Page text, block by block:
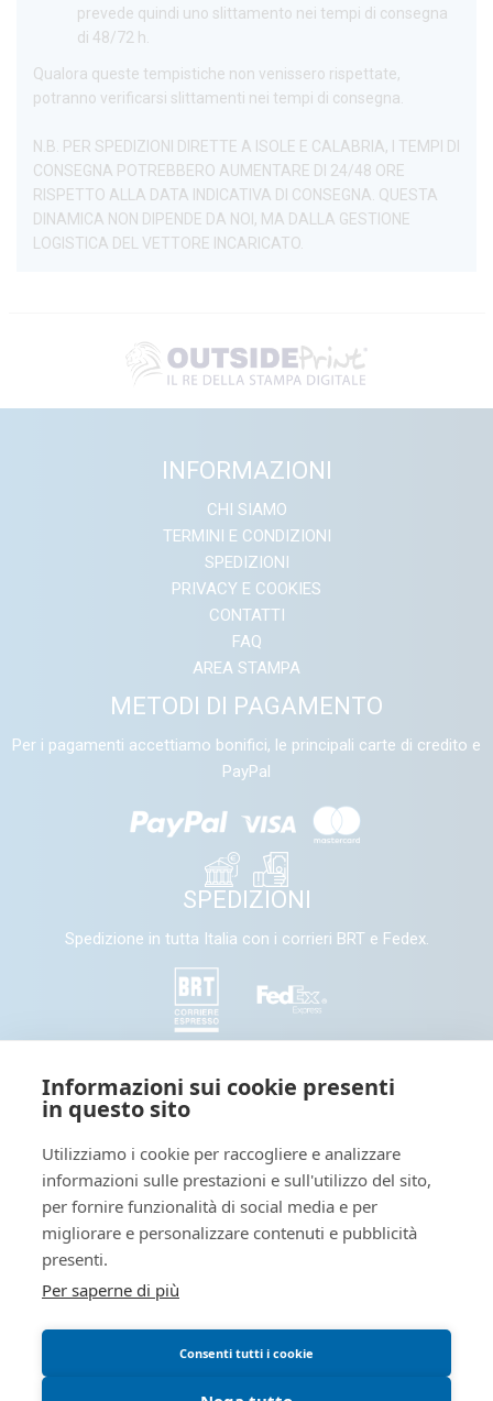
Informazioni sui cookie presenti
in questo sito
Utilizziamo i cookie per raccogliere e analizzare
informazioni sulle prestazioni e sull'utilizzo del sito,
per fornire funzionalità di social media e per
migliorare e personalizzare contenuti e pubblicità
presenti.
Per saperne di più
Consenti tutti i cookie
prevede quindi uno slittamento nei tempi di consegna
di 48/72 h.
Qualora queste tempistiche non venissero rispettate,
potranno verificarsi slittamenti nei tempi di consegna.
N.B. PER SPEDIZIONI DIRETTE A ISOLE E CALABRIA, I TEMPI DI
CONSEGNA POTREBBERO AUMENTARE DI 24/48 ORE
RISPETTO ALLA DATA INDICATIVA DI CONSEGNA. QUESTA
DINAMICA NON DIPENDE DA NOI, MA DALLA GESTIONE
LOGISTICA DEL VETTORE INCARICATO.
INFORMAZIONI
CHI SIAMO
TERMINI E CONDIZIONI
SPEDIZIONI
PRIVACY E COOKIES
CONTATTI
FAQ
AREA STAMPA
METODI DI PAGAMENTO
Per i pagamenti accettiamo bonifici, le principali carte di credito e
PayPal
SPEDIZIONI
Spedizione in tutta Italia con i corrieri BRT e Fedex.
SEGUICI
Seguici e condividi con noi sui nostri canali social
Tieniti informato: leggi il nostro
Blog dedicato a novità interessanti sul mondo della stampa
Blog - OutsidePrint.info